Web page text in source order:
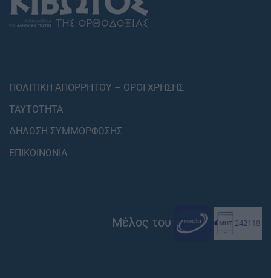
ΠΟΛΙΤΙΚΗ ΑΠΟΡΡΗΤΟΥ – ΟΡΟΙ ΧΡΗΣΗΣ
ΤΑΥΤΟΤΗΤΑ
ΔΗΛΩΣΗ ΣΥΜΜΟΡΦΩΣΗΣ
ΕΠΙΚΟΙΝΩΝΙΑ
Μέλος του